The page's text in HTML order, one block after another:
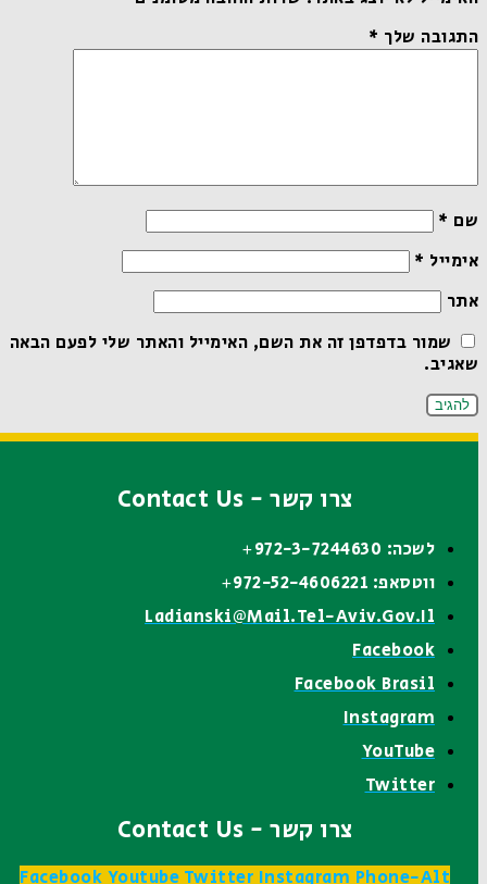
התגובה שלך*
שם*
אימייל*
אתר
שמור בדפדפן זה את השם, האימייל והאתר שלי לפעם הבאה
שאגיב.
צרו קשר - Contact Us
לשכה: 972-3-7244630+
ווטסאפ: 972-52-4606221+
Ladianski@mail.tel-Aviv.gov.il
Facebook
Facebook Brasil
Instagram
YouTube
Twitter
צרו קשר - Contact Us
FacebookYoutubeTwitterInstagramPhone-Alt